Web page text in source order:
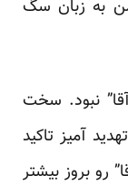
به زبان سگ
نبود. سخت
آمیز تاکید
رو بروز بیشتر